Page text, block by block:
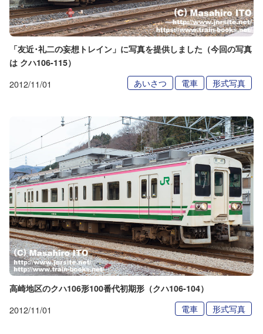
「友近･礼二の妄想トレイン」に写真を提供しました（今回の写真
は クハ106-115）
2012/11/01 あいさつ 電車 形式写真
高崎地区のクハ106形100番代初期形（クハ106-104）
2012/11/01 電車 形式写真